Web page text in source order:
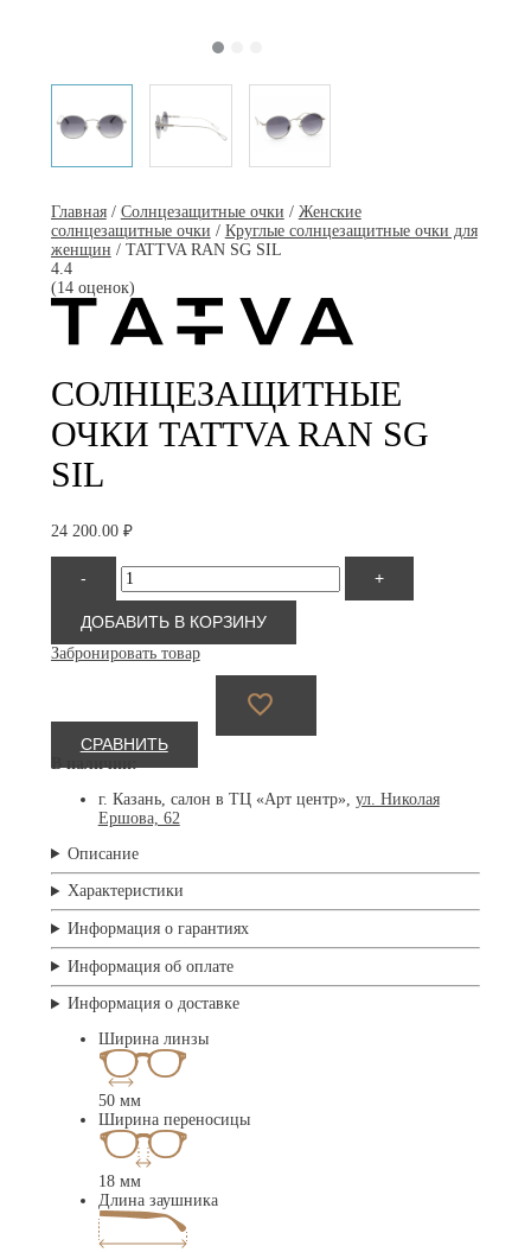
Главная/ Солнцезащитные очки / Женские
солнцезащитные очки / Круглые солнцезащитные очки для
женщин / TATTVA RAN SG SIL
4.4
(14 оценок)
СОЛНЦЕЗАЩИТНЫЕ
ОЧКИ TATTVA RAN SG
SIL
24 200.00 ₽
-
Количество
товара
TATTVA
RAN
SG
SIL
+
ДОБАВИТЬ В КОРЗИНУ
Забронировать товар
СРАВНИТЬ
В наличии:
г. Казань, салон в ТЦ «Арт центр», ул. Николая
Ершова, 62
Описание
Характеристики
Информация о гарантиях
Информация об оплате
Информация о доставке
Ширина линзы
50 мм
Ширина переносицы
18 мм
Длина заушника